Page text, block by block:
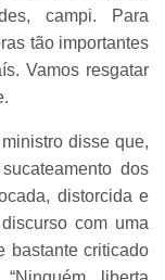
campi. Para
tão importantes
Vamos resgatar
disse que,
dos
distorcida e
com uma
bastante criticado